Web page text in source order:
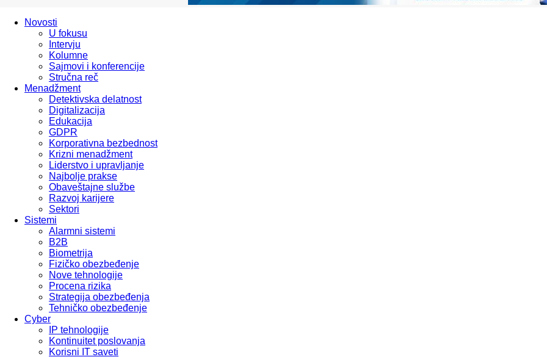
Novosti
U fokusu
Intervju
Kolumne
Sajmovi i konferencije
Stručna reč
Menadžment
Detektivska delatnost
Digitalizacija
Edukacija
GDPR
Korporativna bezbednost
Krizni menadžment
Liderstvo i upravljanje
Najbolje prakse
Obaveštajne službe
Razvoj karijere
Sektori
Sistemi
Alarmni sistemi
B2B
Biometrija
Fizičko obezbeđenje
Nove tehnologije
Procena rizika
Strategija obezbeđenja
Tehničko obezbeđenje
Cyber
IP tehnologije
Kontinuitet poslovanja
Korisni IT saveti